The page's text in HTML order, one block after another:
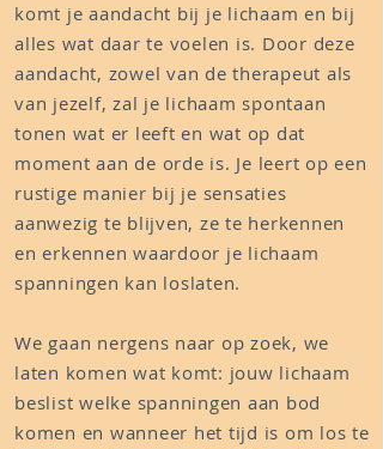
komt je aandacht bij je lichaam en bij
alles wat daar te voelen is. Door deze
aandacht, zowel van de therapeut als
van jezelf, zal je lichaam spontaan
tonen wat er leeft en wat op dat
moment aan de orde is. Je leert op een
rustige manier bij je sensaties
aanwezig te blijven, ze te herkennen
en erkennen waardoor je lichaam
spanningen kan loslaten.
We gaan nergens naar op zoek, we
laten komen wat komt: jouw lichaam
beslist welke spanningen aan bod
komen en wanneer het tijd is om los te